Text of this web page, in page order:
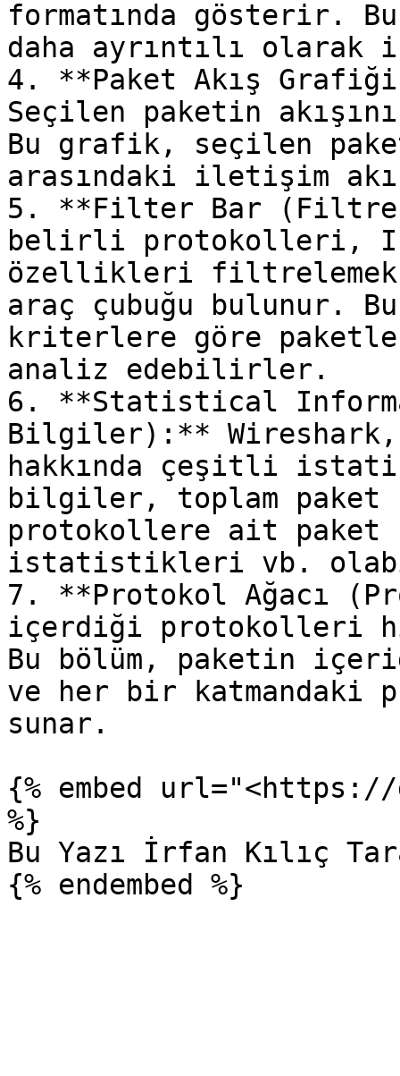
formatında gösterir.
daha ayrıntılı olarak
4. **Paket Akış
Seçilen paketin
Bu grafik, seçilen
arasındaki iletişim
5. **Filter Bar (Filtre
belirli protokolleri,
özellikleri
araç çubuğu bulunur.
kriterlere göre
analiz edebilirler.
6. **Statistical
Bilgiler):** Wireshark,
hakkında çeşitli
bilgiler, toplam
protokollere ait paket
istatistikleri vb.
7. **Protokol Ağacı
içerdiği protokolleri
Bu bölüm, paketin
ve her bir katmandaki
sunar.
{% embed
%}
Bu Yazı İrfan Kılıç